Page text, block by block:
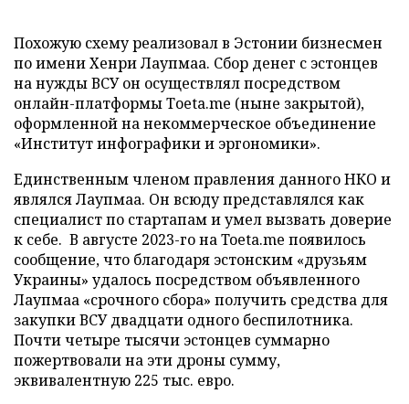
Похожую схему реализовал в Эстонии бизнесмен
по имени Хенри Лаупмаа. Сбор денег с эстонцев
на нужды ВСУ он осуществлял посредством
онлайн-платформы Тoeta.me (ныне закрытой),
оформленной на некоммерческое объединение
«Институт инфографики и эргономики».
Единственным членом правления данного НКО и
являлся Лаупмаа. Он всюду представлялся как
специалист по стартапам и умел вызвать доверие
к себе. В августе 2023-го на Toeta.me появилось
сообщение, что благодаря эстонским «друзьям
Украины» удалось посредством объявленного
Лаупмаа «срочного сбора» получить средства для
закупки ВСУ двадцати одного беспилотника.
Почти четыре тысячи эстонцев суммарно
пожертвовали на эти дроны сумму,
эквивалентную 225 тыс. евро.